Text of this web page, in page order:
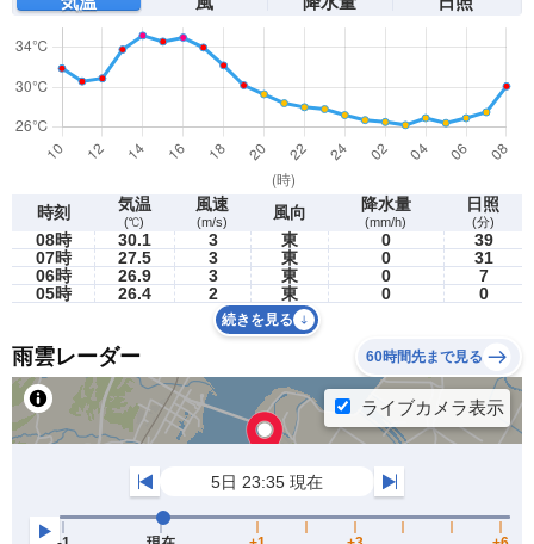
時刻 気温
(℃)
風速
(m/s) 風向 降水量
(mm/h)
日照
(分)
08時 30.1 3 東 0
39
07時
27.5 3 東 0
31
06時
26.9 3 東 0
7
05時
26.4 2 東 0 0
続きを見る
雨雲レーダー 60時間先まで見る